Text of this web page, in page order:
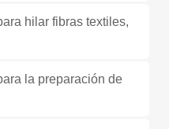
hilar fibras textiles,
la preparación de